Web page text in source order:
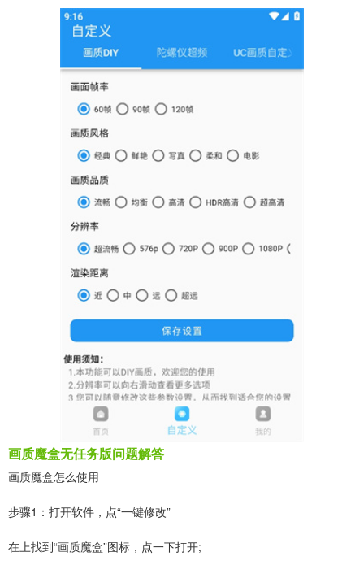
画质魔盒无任务版问题解答
画质魔盒怎么使用
步骤1：打开软件，点“一键修改”
在上找到“画质魔盒”图标，点一下打开;